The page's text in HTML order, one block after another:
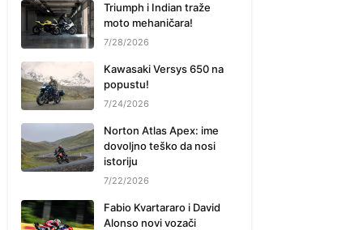
Triumph i Indian traže
moto mehaničara!
7/28/2026
Kawasaki Versys 650 na
popustu!
7/24/2026
Norton Atlas Apex: ime
dovoljno teško da nosi
istoriju
7/22/2026
Fabio Kvartararo i David
Alonso novi vozači